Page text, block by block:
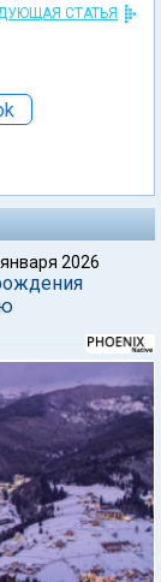
СТАТЬЯ
2026